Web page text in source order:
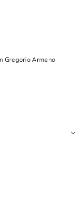
Gregorio Armeno